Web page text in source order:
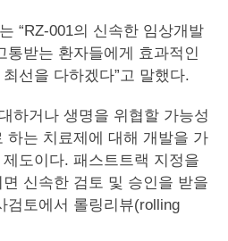
“RZ-001의 신속한 임상개발
통받는 환자들에게 효과적인
선을 다하겠다”고 말했다.
하거나 생명을 위협할 가능성
하는 치료제에 대해 개발을 가
도이다. 패스트트랙 지정을
신속한 검토 및 승인을 받을
검토에서 롤링리뷰(rolling